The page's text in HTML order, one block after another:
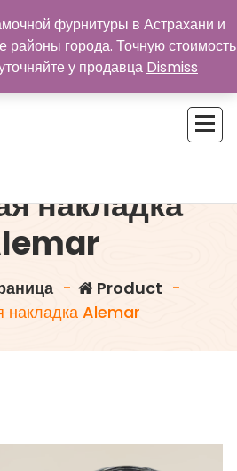
накладка
- Product -
накладка Alemar
фурнитуры в Астрахани и
районы города. Точную стоимость
у продавца Dismiss